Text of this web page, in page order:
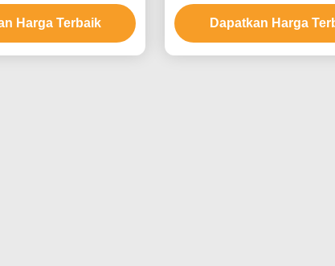
Set Cincin
Harga Terbaik
dengan Kemasan
Dapatkan Harga